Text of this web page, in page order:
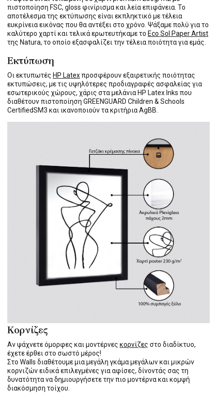
πιστοποίηση FSC, gloss φινίρισμα και λεία επιφάνεια. Το
αποτέλεσμα της εκτύπωσης είναι εκπληκτικό με τέλεια
ευκρίνεια εικόνας που θα αντέξει στο χρόνο. Ψάξαμε πολύ για το
καλύτερο χαρτί και τελικά ερωτευτήκαμε το Eco Sol Paper Artist
της Natura, το οποίο εξασφαλίζει την τέλεια ποιότητα για εμάς.
Εκτύπωση
Οι εκτυπωτές HP Latexπροσφέρουν εξαιρετικής ποιότητας
εκτυπώσεις, με τις υψηλότερες προδιαγραφές ασφαλείας για
εσωτερικούς χώρους, χάρις στα μελάνια HP Latex Inks που
διαθέτουν πιστοποίηση GREENGUARD Children & Schools
CertifiedSM3 και ικανοποιούν τα κριτήρια AgBB.
Κορνίζες
Αν ψάχνετε όμορφες και μοντέρνες κορνίζες στο διαδίκτυο,
έχετε έρθει στο σωστό μέρος!
Στο Walls διαθέτουμε μια μεγάλη γκάμα μεγάλων και μικρών
κορνιζών ειδικά επιλεγμένες για αφίσες, δίνοντάς σας τη
δυνατότητα να δημιουργήσετε την πιο μοντέρνα και κομψή
διακόσμηση τοίχου.